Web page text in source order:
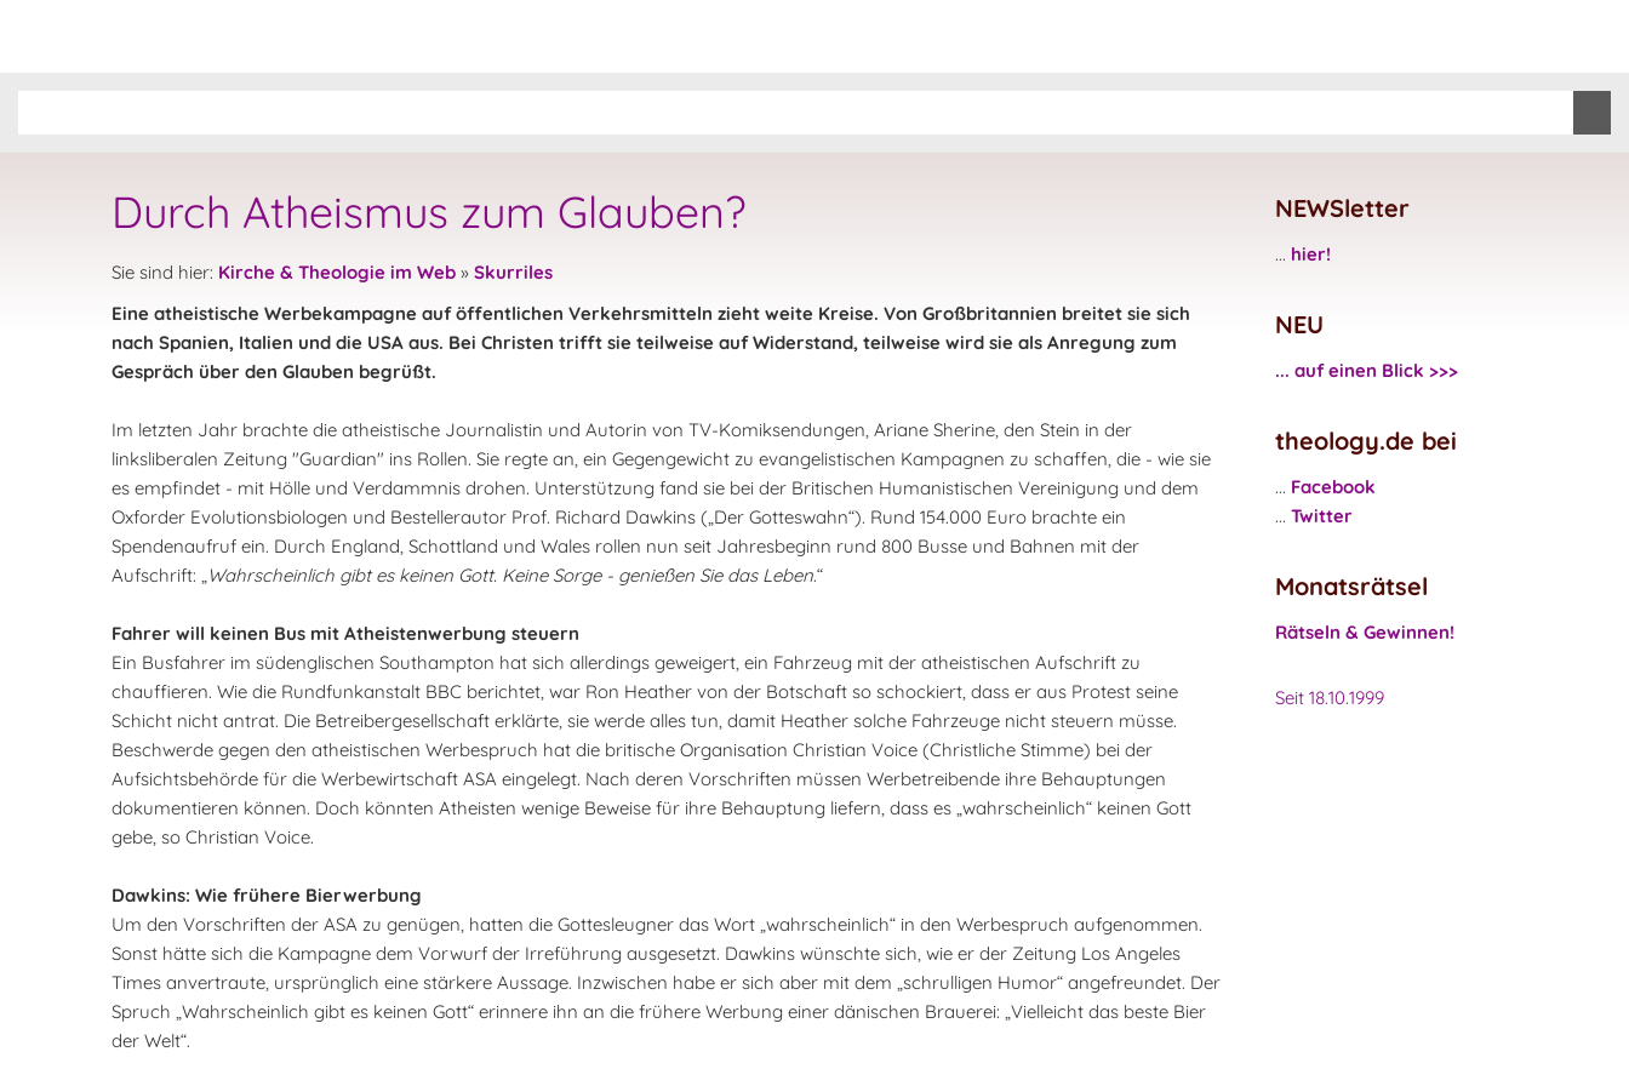
Durch Atheismus zum Glauben?
Sie sind hier: Kirche & Theologie im Web » Skurriles
Eine atheistische Werbekampagne auf öffentlichen Verkehrsmitteln zieht weite Kreise. Von Großbritannien breitet sie sich
nach Spanien, Italien und die USA aus. Bei Christen trifft sie teilweise auf Widerstand, teilweise wird sie als Anregung zum
Gespräch über den Glauben begrüßt.
Im letzten Jahr brachte die atheistische Journalistin und Autorin von TV-Komiksendungen, Ariane Sherine, den Stein in der
linksliberalen Zeitung "Guardian" ins Rollen. Sie regte an, ein Gegengewicht zu evangelistischen Kampagnen zu schaffen, die - wie sie
es empfindet - mit Hölle und Verdammnis drohen. Unterstützung fand sie bei der Britischen Humanistischen Vereinigung und dem
Oxforder Evolutionsbiologen und Bestellerautor Prof. Richard Dawkins („Der Gotteswahn“). Rund 154.000 Euro brachte ein
Spendenaufruf ein. Durch England, Schottland und Wales rollen nun seit Jahresbeginn rund 800 Busse und Bahnen mit der
Aufschrift: „Wahrscheinlich gibt es keinen Gott. Keine Sorge - genießen Sie das Leben.“
Fahrer will keinen Bus mit Atheistenwerbung steuern
Ein Busfahrer im südenglischen Southampton hat sich allerdings geweigert, ein Fahrzeug mit der atheistischen Aufschrift zu
chauffieren. Wie die Rundfunkanstalt BBC berichtet, war Ron Heather von der Botschaft so schockiert, dass er aus Protest seine
Schicht nicht antrat. Die Betreibergesellschaft erklärte, sie werde alles tun, damit Heather solche Fahrzeuge nicht steuern müsse.
Beschwerde gegen den atheistischen Werbespruch hat die britische Organisation Christian Voice (Christliche Stimme) bei der
Aufsichtsbehörde für die Werbewirtschaft ASA eingelegt. Nach deren Vorschriften müssen Werbetreibende ihre Behauptungen
dokumentieren können. Doch könnten Atheisten wenige Beweise für ihre Behauptung liefern, dass es „wahrscheinlich“ keinen Gott
gebe, so Christian Voice.
Dawkins: Wie frühere Bierwerbung
Um den Vorschriften der ASA zu genügen, hatten die Gottesleugner das Wort „wahrscheinlich“ in den Werbespruch aufgenommen.
Sonst hätte sich die Kampagne dem Vorwurf der Irreführung ausgesetzt. Dawkins wünschte sich, wie er der Zeitung Los Angeles
Times anvertraute, ursprünglich eine stärkere Aussage. Inzwischen habe er sich aber mit dem „schrulligen Humor“ angefreundet. Der
Spruch „Wahrscheinlich gibt es keinen Gott“ erinnere ihn an die frühere Werbung einer dänischen Brauerei: „Vielleicht das beste Bier
der Welt“.
NEWSletter
... hier!
NEU
... auf einen Blick >>>
theology.de bei
... Facebook
... Twitter
Monatsrätsel
Rätseln & Gewinnen!
Seit 18.10.1999